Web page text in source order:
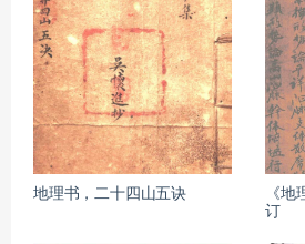
地理书，二十四山五诀
《地
订